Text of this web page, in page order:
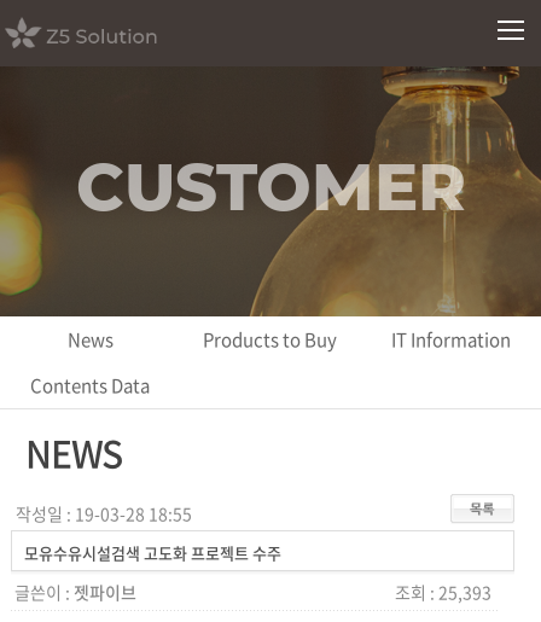
CUSTOMER
News Products to Buy
IT Information
Contents Data
NEWS
작성일 : 19-03-28 18:55
모유수유시설검색 고도화 프로젝트 수주
글쓴이 : 젯파이브
조회 : 25,393